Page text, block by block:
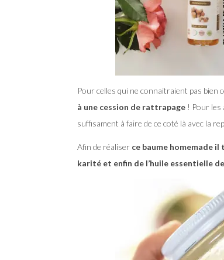
Pour celles qui ne connaitraient pas bien
à une cession de rattrapage ! Pour les
suffisament à faire de ce coté là avec la
Afin de réaliser ce baume homemade il
karité et enfin de l’huile essentielle